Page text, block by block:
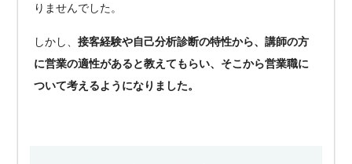
りませんでした。
しかし、接客経験や自己分析診断の特性から、講師の方
に営業の適性があると教えてもらい、そこから営業職に
ついて考えるようになりました。